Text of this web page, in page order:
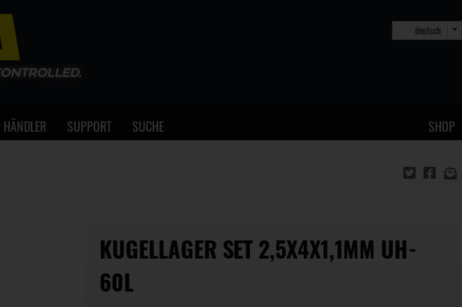
deutsch
HÄNDLER SUPPORT SUCHE SHOP
KUGELLAGER SET 2,5X4X1,1MM UH-
60L